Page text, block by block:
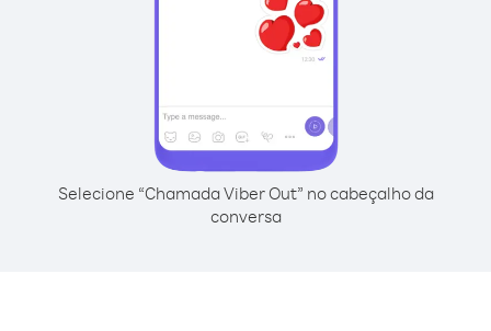
Selecione “Chamada Viber Out” no cabeçalho da
conversa